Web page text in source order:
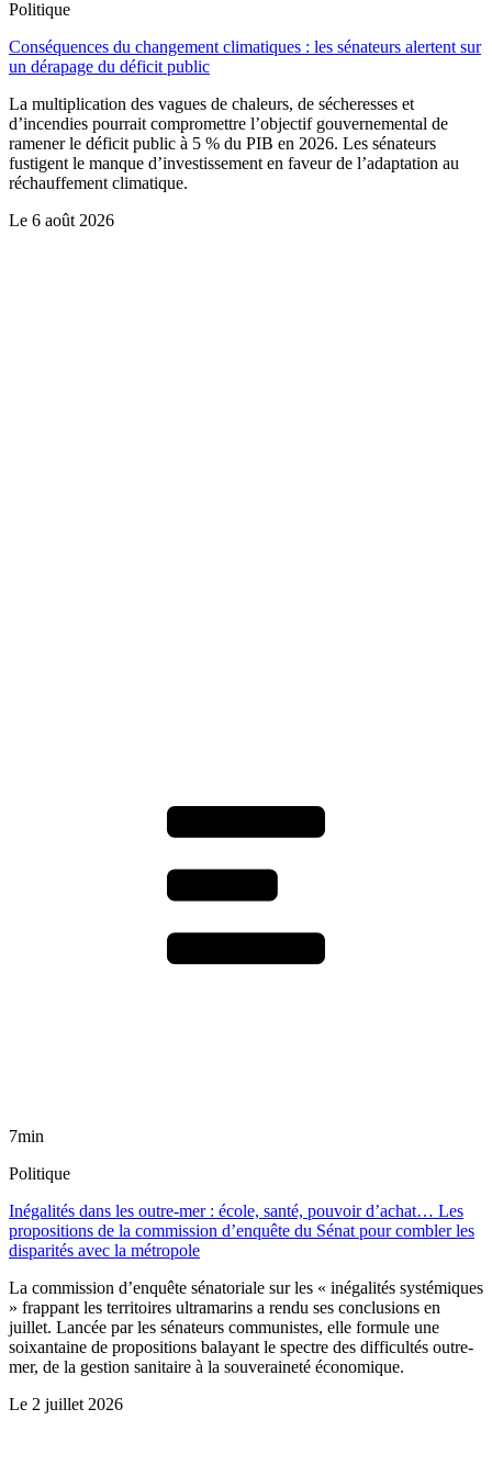
Politique
Conséquences du changement climatiques : les sénateurs alertent sur
un dérapage du déficit public
La multiplication des vagues de chaleurs, de sécheresses et
d’incendies pourrait compromettre l’objectif gouvernemental de
ramener le déficit public à 5 % du PIB en 2026. Les sénateurs
fustigent le manque d’investissement en faveur de l’adaptation au
réchauffement climatique.
Le 6 août 2026
7min
Politique
Inégalités dans les outre-mer : école, santé, pouvoir d’achat… Les
propositions de la commission d’enquête du Sénat pour combler les
disparités avec la métropole
La commission d’enquête sénatoriale sur les « inégalités systémiques
» frappant les territoires ultramarins a rendu ses conclusions en
juillet. Lancée par les sénateurs communistes, elle formule une
soixantaine de propositions balayant le spectre des difficultés outre-
mer, de la gestion sanitaire à la souveraineté économique.
Le 2 juillet 2026